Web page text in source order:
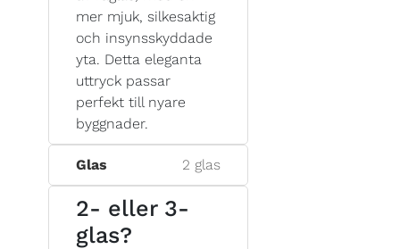
mer mjuk, silkesaktig
och insynsskyddade
yta. Detta eleganta
uttryck passar
perfekt till nyare
byggnader.
Glas 2 glas
2- eller 3-
glas?